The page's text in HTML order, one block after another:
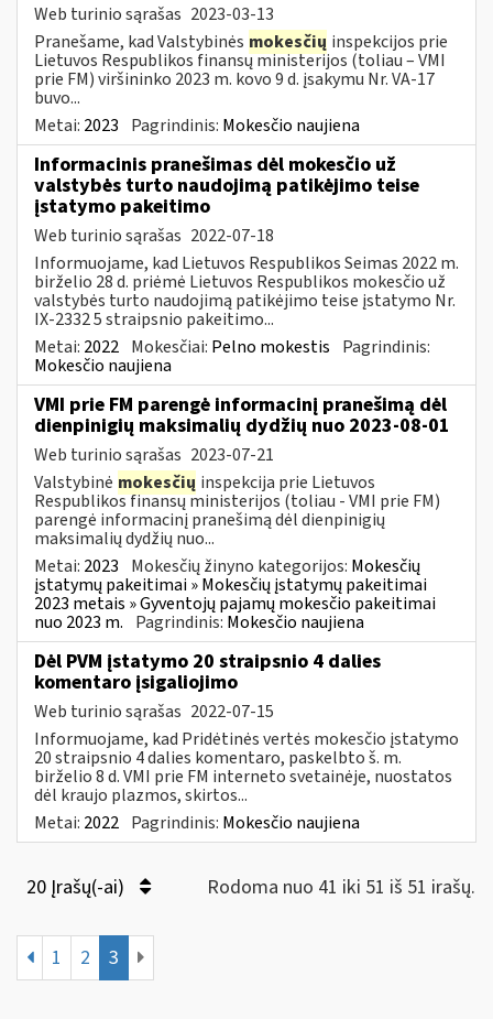
Web turinio sąrašas 2023-03-13
Pranešame, kad Valstybinės mokesčių inspekcijos prie
Lietuvos Respublikos finansų ministerijos (toliau – VMI
prie FM) viršininko 2023 m. kovo 9 d. įsakymu Nr. VA-17
buvo...
Metai: 2023 Pagrindinis: Mokesčio naujiena
Informacinis pranešimas dėl mokesčio už
valstybės turto naudojimą patikėjimo teise
įstatymo pakeitimo
Web turinio sąrašas 2022-07-18
Informuojame, kad Lietuvos Respublikos Seimas 2022 m.
birželio 28 d. priėmė Lietuvos Respublikos mokesčio už
valstybės turto naudojimą patikėjimo teise įstatymo Nr.
IX-2332 5 straipsnio pakeitimo...
Metai: 2022 Mokesčiai: Pelno mokestis Pagrindinis:
Mokesčio naujiena
VMI prie FM parengė informacinį pranešimą dėl
dienpinigių maksimalių dydžių nuo 2023-08-01
Web turinio sąrašas 2023-07-21
Valstybinė mokesčių inspekcija prie Lietuvos
Respublikos finansų ministerijos (toliau - VMI prie FM)
parengė informacinį pranešimą dėl dienpinigių
maksimalių dydžių nuo...
Metai: 2023 Mokesčių žinyno kategorijos: Mokesčių
įstatymų pakeitimai » Mokesčių įstatymų pakeitimai
2023 metais » Gyventojų pajamų mokesčio pakeitimai
nuo 2023 m. Pagrindinis: Mokesčio naujiena
Dėl PVM įstatymo 20 straipsnio 4 dalies
komentaro įsigaliojimo
Web turinio sąrašas 2022-07-15
Informuojame, kad Pridėtinės vertės mokesčio įstatymo
20 straipsnio 4 dalies komentaro, paskelbto š. m.
birželio 8 d. VMI prie FM interneto svetainėje, nuostatos
dėl kraujo plazmos, skirtos...
Metai: 2022 Pagrindinis: Mokesčio naujiena
20 Įrašų(-ai) Rodoma nuo 41 iki 51 iš 51 irašų.
1 2 3